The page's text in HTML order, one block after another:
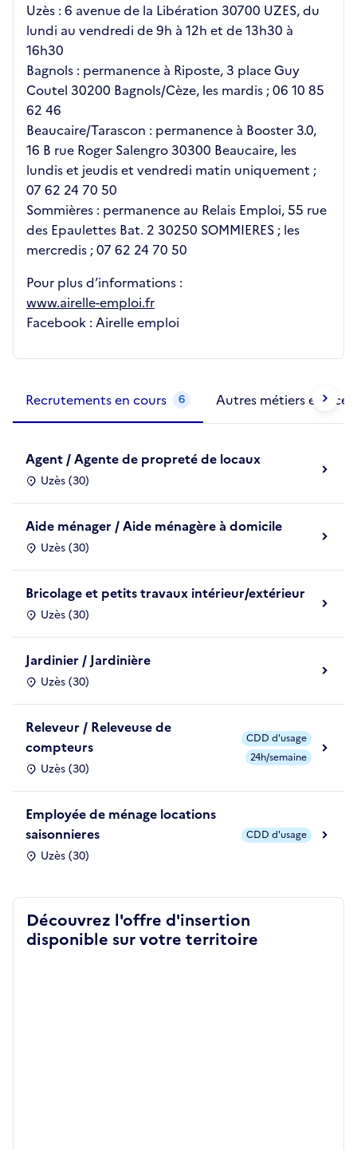
Uzès : 6 avenue de la Libération 30700 UZES, du
lundi au vendredi de 9h à 12h et de 13h30 à
16h30
Bagnols : permanence à Riposte, 3 place Guy
Coutel 30200 Bagnols/Cèze, les mardis ; 06 10 85
62 46
Beaucaire/Tarascon : permanence à Booster 3.0,
16 B rue Roger Salengro 30300 Beaucaire, les
lundis et jeudis et vendredi matin uniquement ;
07 62 24 70 50
Sommières : permanence au Relais Emploi, 55 rue
des Epaulettes Bat. 2 30250 SOMMIERES ; les
mercredis ; 07 62 24 70 50
Pour plus d’informations :
www.airelle-emploi.fr
Facebook : Airelle emploi
Recrutements en cours 6 Autres métiers exercés
Agent / Agente de propreté de locaux
Uzès (30)
Aide ménager / Aide ménagère à domicile
Uzès (30)
Bricolage et petits travaux intérieur/extérieur
Uzès (30)
Jardinier / Jardinière
Uzès (30)
Releveur / Releveuse de
compteurs
Uzès (30)
CDD d'usage
24h/semaine
Employée de ménage locations
saisonnieres
Uzès (30)
CDD d'usage
Découvrez l'offre d'insertion
disponible sur votre territoire